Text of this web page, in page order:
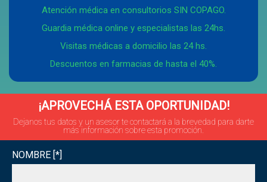
Atención médica en consultorios SIN COPAGO.
Guardia médica online y especialistas las 24hs.
Visitas médicas a domicilio las 24 hs.
Descuentos en farmacias de hasta el 40%.
¡APROVECHÁ ESTA OPORTUNIDAD!
Dejanos tus datos y un asesor te contactará a la brevedad para darte
más información sobre esta promoción.
NOMBRE [*]